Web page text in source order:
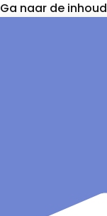
Ga naar de inhoud